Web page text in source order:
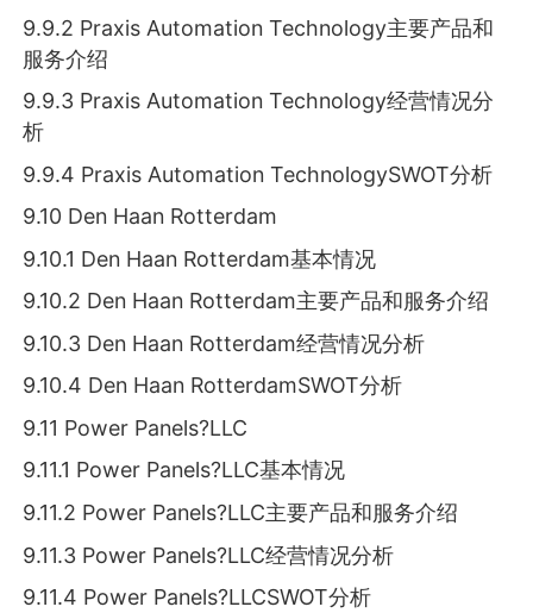
9.9.2 Praxis Automation Technology主要产品和
服务介绍
9.9.3 Praxis Automation Technology经营情况分
析
9.9.4 Praxis Automation TechnologySWOT分析
9.10 Den Haan Rotterdam
9.10.1 Den Haan Rotterdam基本情况
9.10.2 Den Haan Rotterdam主要产品和服务介绍
9.10.3 Den Haan Rotterdam经营情况分析
9.10.4 Den Haan RotterdamSWOT分析
9.11 Power Panels?LLC
9.11.1 Power Panels?LLC基本情况
9.11.2 Power Panels?LLC主要产品和服务介绍
9.11.3 Power Panels?LLC经营情况分析
9.11.4 Power Panels?LLCSWOT分析